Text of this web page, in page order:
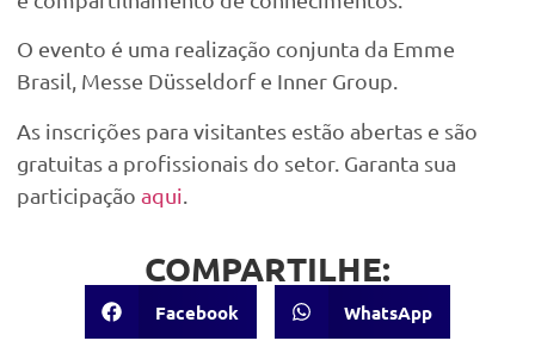
O evento é uma realização conjunta da Emme
Brasil, Messe Düsseldorf e Inner Group.
As inscrições para visitantes estão abertas e são
gratuitas a profissionais do setor. Garanta sua
participação aqui
COMPARTILHE:
Facebook WhatsApp